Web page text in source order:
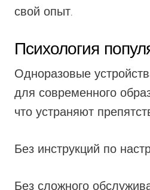
свой опыт.
Психология
Одноразовые
для современного
что устраняют
Без инструкций по
Без сложного